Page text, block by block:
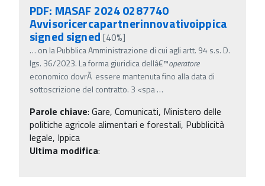
PDF: MASAF 2024 0287740
Avvisoricercapartnerinnovativoippica
signed signed [40%]
… on la Pubblica Amministrazione di cui agli artt. 94 s.s. D.
lgs. 36/2023. La forma giuridica dellâ€™operatore
economico dovrÃ essere mantenuta fino alla data di
sottoscrizione del contratto. 3 <spa…
Parole chiave: Gare, Comunicati, Ministero delle
politiche agricole alimentari e forestali, Pubblicità
legale, Ippica
Ultima modifica: